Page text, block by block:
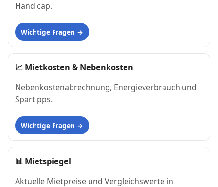
Handicap.
Wichtige Fragen
📈 Mietkosten & Nebenkosten
Nebenkostenabrechnung, Energieverbrauch und
Spartipps.
Wichtige Fragen
📊 Mietspiegel
Aktuelle Mietpreise und Vergleichswerte in